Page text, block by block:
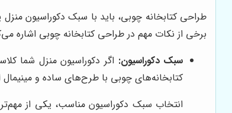
طراحی کتابخانه چوبی، باید با سبک دکوراسیون
برخی از نکات مهم در طراحی کتابخانه چوبی اشاره
سبک دکوراسیون: اگر دکوراسیون منزل شما
کتابخانه‌های چوبی با طرح‌های ساده و مینیمال
انتخاب سبک دکوراسیون مناسب، یکی از